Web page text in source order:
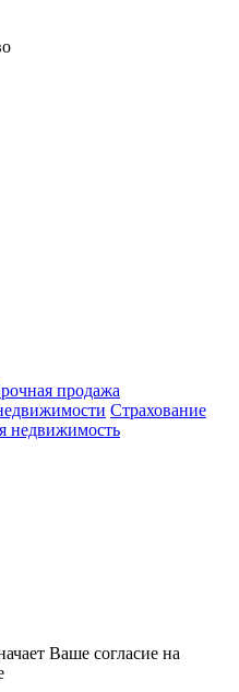
продажа
Страхование
недвижимость
Ваше согласие на